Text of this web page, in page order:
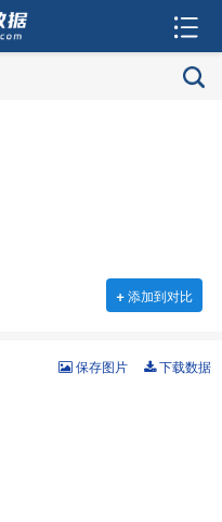
+添加到对比
下载数据
保存图片